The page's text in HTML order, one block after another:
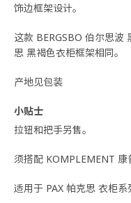
饰边框架设计。
这款 BERGSBO 伯尔思波
思 黑褐色衣柜框架相同。
产地见包装
小贴士
拉钮和把手另售。
须搭配 KOMPLEMENT 康
适用于 PAX 帕克思 衣柜系